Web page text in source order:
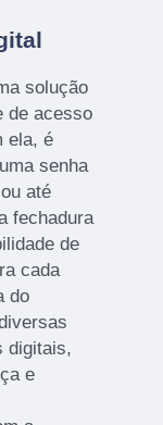
solução
de acesso
ela, é
senha
até
fechadura
de
cada
do
digitais,
e